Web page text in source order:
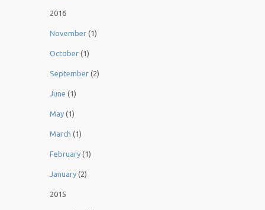
2016
November (1)
October (1)
September (2)
June (1)
May (1)
March (1)
February (1)
January (2)
2015